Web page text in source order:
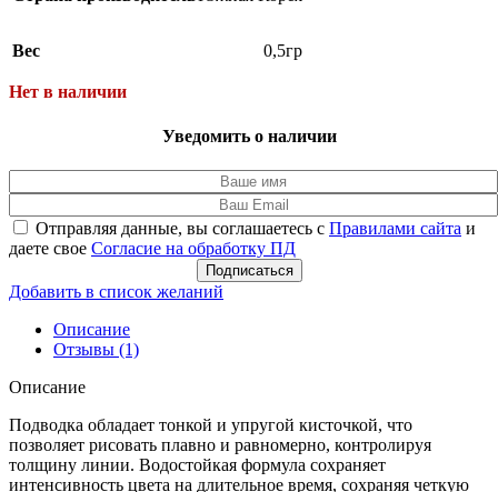
Вес 0,5гр
Нет в наличии
Уведомить о наличии
Отправляя данные, вы соглашаетесь с Правилами сайта и
даете свое Согласие на обработку ПД
Подписаться
Добавить в список желаний
Описание
Отзывы (1)
Описание
Подводка обладает тонкой и упругой кисточкой, что
позволяет рисовать плавно и равномерно, контролируя
толщину линии. Водостойкая формула сохраняет
интенсивность цвета на длительное время, сохраняя четкую